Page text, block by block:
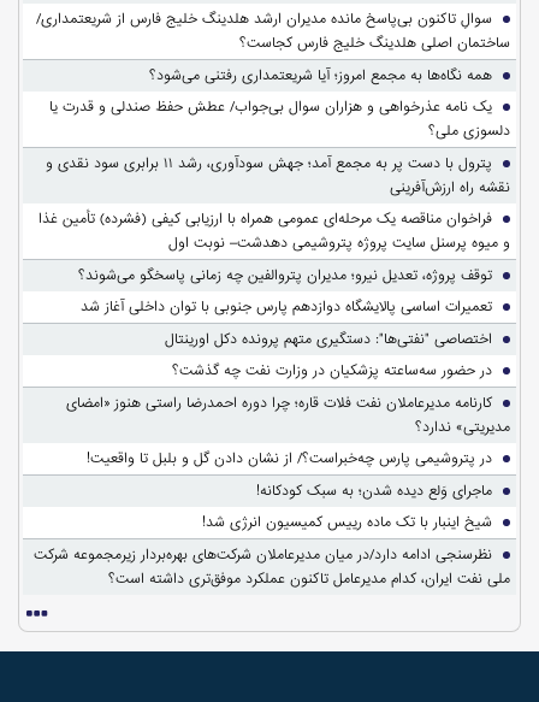
سوالِ تاکنون بی‌پاسخ مانده مدیران ارشد هلدینگ خلیج فارس از شریعتمداری/
ساختمان اصلی هلدینگ خلیج فارس کجاست؟
همه نگاه‌ها به مجمع امروز؛ آیا شریعتمداری رفتنی می‌شود؟
یک نامه عذرخواهی و هزاران سوال بی‌جواب/ عطش حفظ صندلی و قدرت یا
دلسوزی ملی؟
پترول با دست پر به مجمع آمد؛ جهش سودآوری، رشد ۱۱ برابری سود نقدی و
نقشه راه ارزش‌آفرینی
فراخوان مناقصه یک مرحله‌ای عمومی همراه با ارزیابی کیفی (فشرده) تأمین غذا
و میوه پرسنل سایت پروژه پتروشیمی دهدشت– نوبت اول
توقف پروژه، تعدیل نیرو؛ مدیران پتروالفین چه زمانی پاسخگو می‌شوند؟
تعمیرات اساسی پالایشگاه دوازدهم پارس جنوبی با توان داخلی آغاز شد
اختصاصی "نفتی‌ها": دستگیری متهم پرونده دکل اورینتال
در حضور سه‌ساعته پزشکیان در وزارت نفت چه گذشت؟
کارنامه مدیرعاملان نفت فلات قاره؛ چرا دوره احمدرضا راستی هنوز «امضای
مدیریتی» ندارد؟
در پتروشیمی پارس چه‌خبراست؟/ از نشان دادن گل و بلبل تا واقعیت!
ماجرای وَلع دیده شدن؛ به سبک کودکانه!
شیخ اینبار با تک ماده رییس کمیسیون انرژی شد!
نظرسنجی ادامه دارد/در میان مدیرعاملان شرکت‌های بهره‌بردار زیرمجموعه شرکت
ملی نفت ایران، کدام مدیرعامل تاکنون عملکرد موفق‌تری داشته است؟